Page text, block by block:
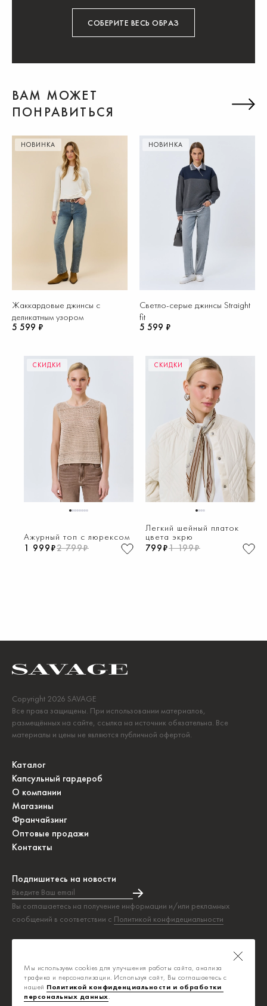
СОБЕРИТЕ ВЕСЬ ОБРАЗ
ВАМ МОЖЕТ
ПОНРАВИТЬСЯ
НОВИНКА
Жаккардовые джинсы с
деликатным узором
5 599 ₽
НОВИНКА
Светло-серые джинсы Straight
fit
5 599 ₽
СКИДКИ
12345678
Ажурный топ с люрексом
1 999₽2 799₽
СКИДКИ
1234
Легкий шейный платок
цвета экрю
799₽1 199₽
Copyright 2026 SAVAGE
Все права защищены. При использовании материалов,
размещённых на сайте, ссылка на источник обязательна. Все
материалы и цены не являются публичной офертой.
Каталог
Капсульный гардероб
О компании
Магазины
Франчайзинг
Оптовые продажи
Контакты
Подпишитесь на новости
Введите Ваш email
Вы соглашаетесь на получение информации и/или рекламных
сообщений в соответствии с Политикой конфидециальности
Подписка на новости прошла успешно!
Политика конфиденциальности
Публичная оферта
Мы используем cookies для улучшения работы сайта, анализа
трафика и персонализации. Используя сайт, Вы соглашаетесь с
нашей Политикой конфиденциальности и обработки
персональных данных.